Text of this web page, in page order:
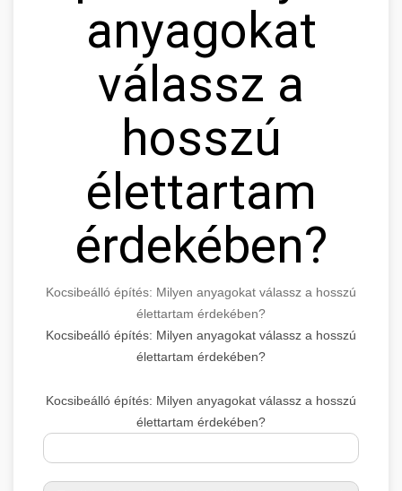
anyagokat
válassz a
hosszú
élettartam
érdekében?
Kocsibeálló építés: Milyen anyagokat válassz a hosszú
élettartam érdekében?
Kocsibeálló építés: Milyen anyagokat válassz a hosszú
élettartam érdekében?
Kocsibeálló építés: Milyen anyagokat válassz a hosszú
élettartam érdekében?